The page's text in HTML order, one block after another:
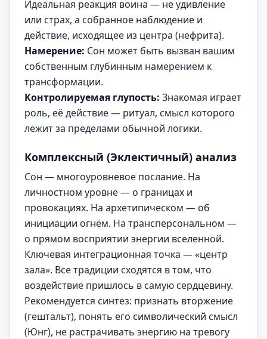
Идеальная реакция воина — не удивление
или страх, а собранное наблюдение и
действие, исходящее из центра (нефрита).
Намерение: Сон может быть вызван вашим
собственным глубинным намерением к
трансформации.
Контролируемая глупость: Знакомая играет
роль, её действие — ритуал, смысл которого
лежит за пределами обычной логики.
Комплексный (Эклектичный) анализ
Сон — многоуровневое послание. На
личностном уровне — о границах и
провокациях. На архетипическом — об
инициации огнём. На трансперсональном —
о прямом восприятии энергии вселенной.
Ключевая интеграционная точка — «центр
зала». Все традиции сходятся в том, что
воздействие пришлось в самую сердцевину.
Рекомендуется синтез: признать вторжение
(гештальт), понять его символический смысл
(Юнг), не растрачивать энергию на тревогу